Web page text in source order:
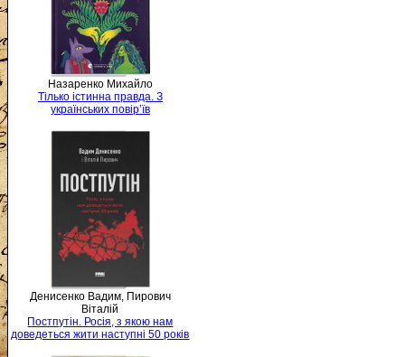
Назаренко Михайло
Тілько істинна правда. З
українських повір’їв
Денисенко Вадим, Пирович
Віталій
Постпутін. Росія, з якою нам
доведеться жити наступні 50 років